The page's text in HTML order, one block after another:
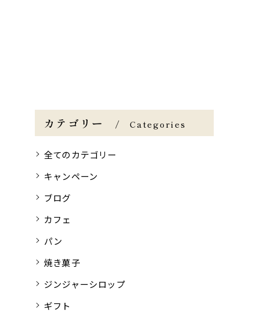
カテゴリー Categories
全てのカテゴリー
キャンペーン
ブログ
カフェ
パン
焼き菓子
ジンジャーシロップ
ギフト